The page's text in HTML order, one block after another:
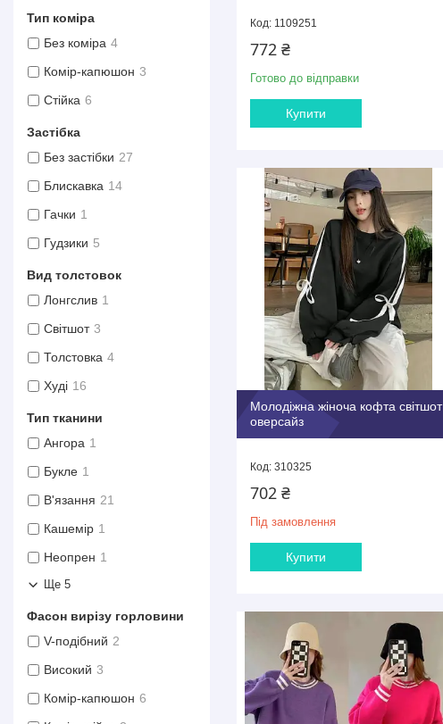
1109251
772 ₴
Готово до відправки
Купити
Молодіжна жіноча кофта світшот
оверсайз
310325
702 ₴
Під замовлення
Купити
Тип коміра
Без коміра 4
Комір-капюшон 3
Стійка 6
Застібка
Без застібки 27
Блискавка 14
Гачки 1
Гудзики 5
Вид толстовок
Лонгслив 1
Світшот 3
Толстовка 4
Худі 16
Тип тканини
Ангора 1
Букле 1
В'язання 21
Кашемір 1
Неопрен 1
Ще 5
Фасон вирізу горловини
V-подібний 2
Високий 3
Комір-капюшон 6